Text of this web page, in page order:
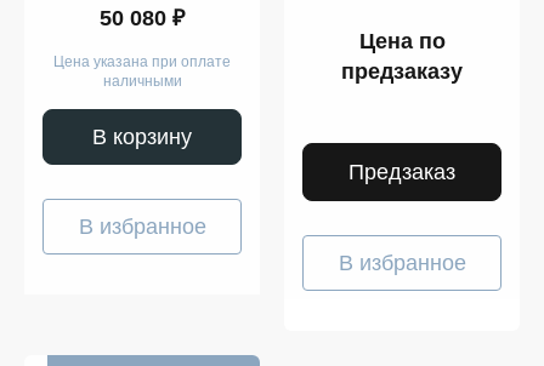
50 080 ₽
Цена указана при оплате
наличными
В корзину
В избранное
Цена по
предзаказу
Предзаказ
В избранное